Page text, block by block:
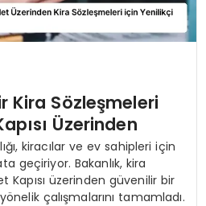
Kira Sözleşmeleri
Üzerinden
kiracılar ve ev sahipleri için
geçiriyor. Bakanlık, kira
Kapısı üzerinden güvenilir bir
çalışmalarını tamamladı.